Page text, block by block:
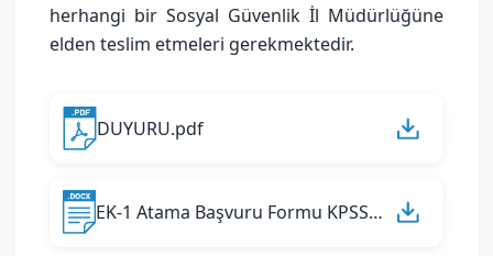
herhangi bir Sosyal Güvenlik İl Müdürlüğüne
elden teslim etmeleri gerekmektedir.
DUYURU.pdf
EK-1 Atama Başvuru Formu KPSS.docx